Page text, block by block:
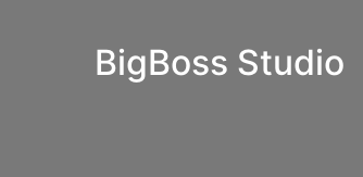
BigBoss Studio